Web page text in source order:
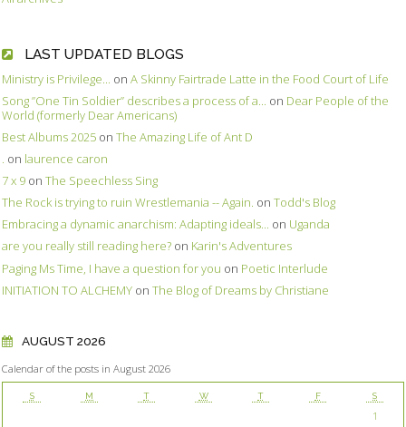
LAST UPDATED BLOGS
Ministry is Privilege... on A Skinny Fairtrade Latte in the Food Court of Life
Song ”One Tin Soldier” describes a process of a... on Dear People of the
World (formerly Dear Americans)
Best Albums 2025 on The Amazing Life of Ant D
. on laurence caron
7 x 9 on The Speechless Sing
The Rock is trying to ruin Wrestlemania -- Again. on Todd's Blog
Embracing a dynamic anarchism: Adapting ideals... on Uganda
are you really still reading here? on Karin's Adventures
Paging Ms Time, I have a question for you on Poetic Interlude
INITIATION TO ALCHEMY on The Blog of Dreams by Christiane
AUGUST 2026
Calendar of the posts in August 2026
S M T W T F S
1